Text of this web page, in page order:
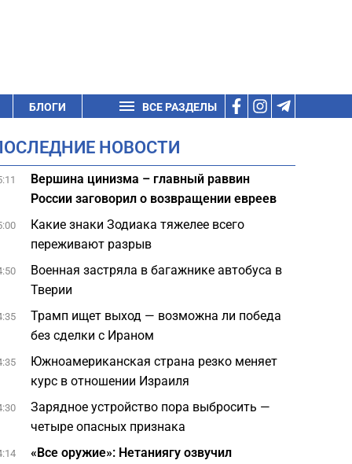
БЛОГИ ВСЕ РАЗДЕЛЫ
НОВОСТИ
Вершина цинизма – главный раввин
России заговорил о возвращении евреев
Какие знаки Зодиака тяжелее всего
переживают разрыв
Военная застряла в багажнике автобуса в
Тверии
Трамп ищет выход — возможна ли победа
без сделки с Ираном
Южноамериканская страна резко меняет
курс в отношении Израиля
Зарядное устройство пора выбросить —
четыре опасных признака
«Все оружие»: Нетаниягу озвучил